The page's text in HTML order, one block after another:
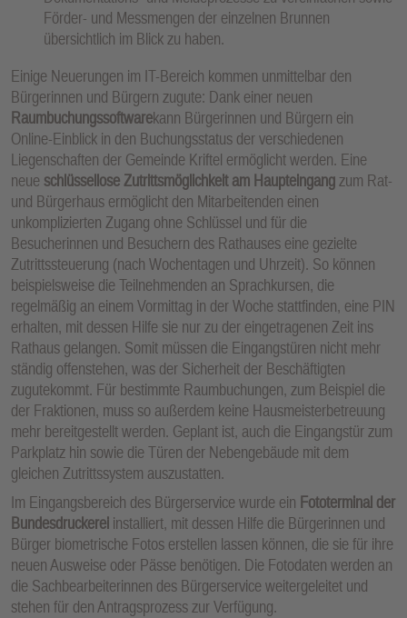
Förder- und Messmengen der einzelnen Brunnen
übersichtlich im Blick zu haben.
Einige Neuerungen im IT-Bereich kommen unmittelbar den
Bürgerinnen und Bürgern zugute: Dank einer neuen
Raumbuchungssoftwarekann Bürgerinnen und Bürgern ein
Online-Einblick in den Buchungsstatus der verschiedenen
Liegenschaften der Gemeinde Kriftel ermöglicht werden. Eine
neue schlüssellose Zutrittsmöglichkeit am Haupteingangzum Rat-
und Bürgerhaus ermöglicht den Mitarbeitenden einen
unkomplizierten Zugang ohne Schlüssel und für die
Besucherinnen und Besuchern des Rathauses eine gezielte
Zutrittssteuerung (nach Wochentagen und Uhrzeit). So können
beispielsweise die Teilnehmenden an Sprachkursen, die
regelmäßig an einem Vormittag in der Woche stattfinden, eine PIN
erhalten, mit dessen Hilfe sie nur zu der eingetragenen Zeit ins
Rathaus gelangen. Somit müssen die Eingangstüren nicht mehr
ständig offenstehen, was der Sicherheit der Beschäftigten
zugutekommt. Für bestimmte Raumbuchungen, zum Beispiel die
der Fraktionen, muss so außerdem keine Hausmeisterbetreuung
mehr bereitgestellt werden. Geplant ist, auch die Eingangstür zum
Parkplatz hin sowie die Türen der Nebengebäude mit dem
gleichen Zutrittssystem auszustatten.
Im Eingangsbereich des Bürgerservice wurde ein Fototerminal der
Bundesdruckerei installiert, mit dessen Hilfe die Bürgerinnen und
Bürger biometrische Fotos erstellen lassen können, die sie für ihre
neuen Ausweise oder Pässe benötigen. Die Fotodaten werden an
die Sachbearbeiterinnen des Bürgerservice weitergeleitet und
stehen für den Antragsprozess zur Verfügung.